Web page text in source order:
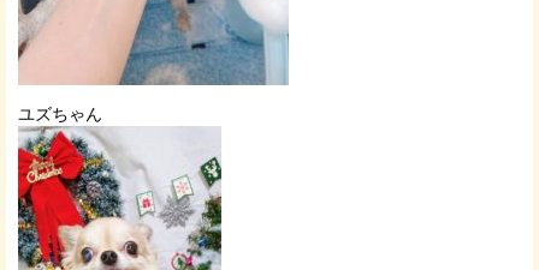
ユズちゃん